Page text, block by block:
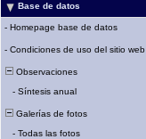
Base de datos
- Homepage base de datos
- Condiciones de uso del sitio web
Observaciones
- Síntesis anual
Galerías de fotos
- Todas las fotos